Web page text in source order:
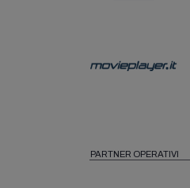
PARTNER OPERATIVI